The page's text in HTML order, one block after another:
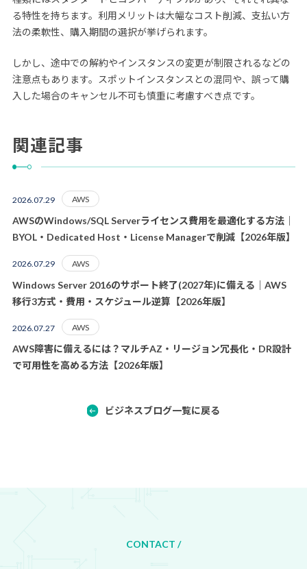
る特性を持ちます。利用メリットは大幅なコスト削減、支払い方
法の柔軟性、購入期間の選択が挙げられます。
しかし、途中での解約やインスタンスの変更が制限されるなどの
注意点もあります。スポットインスタンスとの混同や、誤って購
入した場合のキャンセル不可も慎重に考慮すべき点です。
関連記事
2026.07.29 AWS
AWSのWindows/SQL Serverライセンス費用を最適化する方法｜
BYOL・Dedicated Host・License Managerで削減【2026年版】
2026.07.29 AWS
Windows Server 2016のサポート終了(2027年)に備える｜AWS
移行3方式・費用・スケジュール逆算【2026年版】
2026.07.27 AWS
AWS障害に備えるには？マルチAZ・リージョン冗長化・DR設計
で可用性を高める方法【2026年版】
ビジネスブログ一覧に戻る
CONTACT /